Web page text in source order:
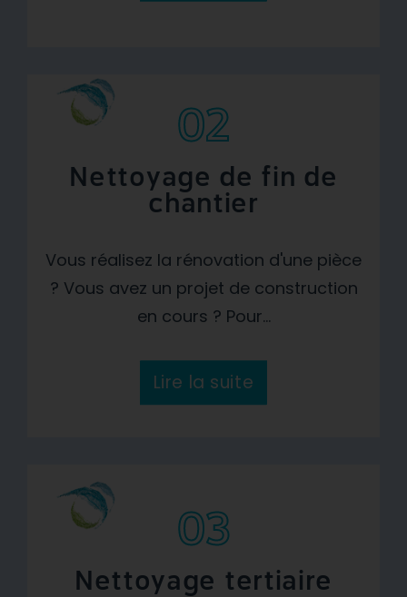
02
Nettoyage de fin de
chantier
Vous réalisez la rénovation d'une pièce
? Vous avez un projet de construction
en cours ? Pour...
Lire la suite
03
Nettoyage tertiaire